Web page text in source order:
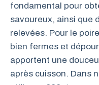
fondamental pour
savoureux, ainsi que
relevées. Pour le
bien fermes et
apportent une
après cuisson. Dans